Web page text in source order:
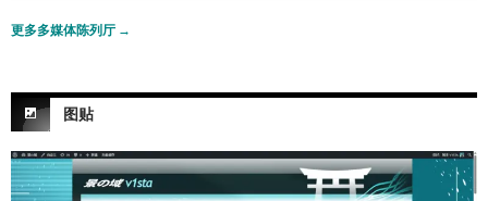
更多多媒体陈列厅 →
图贴